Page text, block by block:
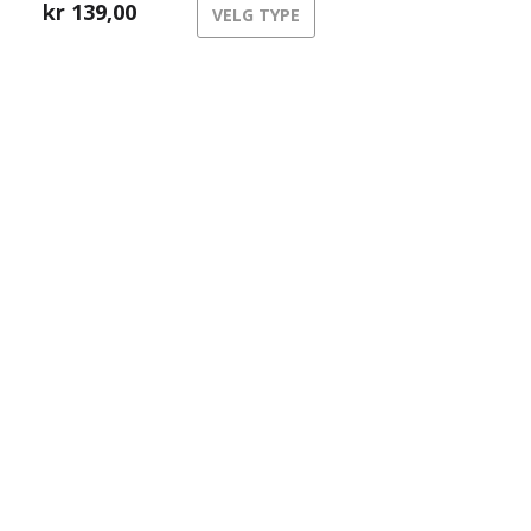
elementer fra alle verdenshjørner.
kr 139,00 VELG TYPE